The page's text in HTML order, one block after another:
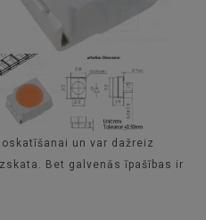
un var dažreiz
Bet galvenās īpašības ir